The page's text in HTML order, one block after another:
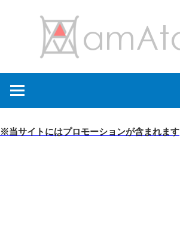
キ
を
→
※当サイトにはプロモーションが含まれます